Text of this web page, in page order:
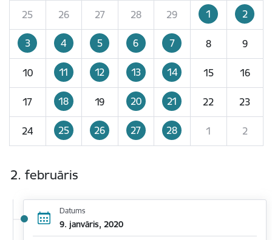
25
26 27 28 29 1 2
3 4 5 6 7 8 9
10 11 12 13 14 15 16
17 18 19 20 21 22 23
24 25 26 27 28 1 2
2. februāris
Datums
9. janvāris, 2020